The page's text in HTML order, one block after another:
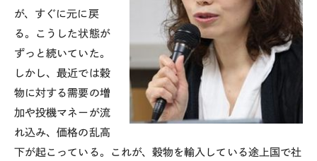
が、すぐに元に戻
る。こうした状態が
ずっと続いていた。
しかし、最近では穀
物に対する需要の増
加や投機マネーが流
れ込み、価格の乱高
下が起こっている。これが、穀物を輸入している途上国で社